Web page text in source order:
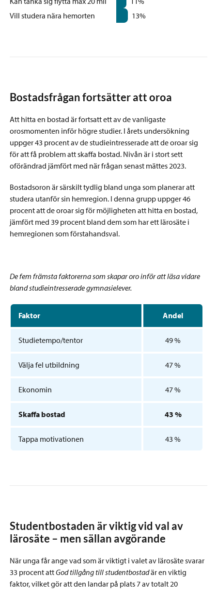
Vill studera nära hemorten
13%
Bostadsfrågan fortsätter att oroa
Att hitta en bostad är fortsatt ett av de vanligaste
orosmomenten inför högre studier. I årets undersökning
uppger 43 procent av de studieintresserade att de oroar sig
för att få problem att skaffa bostad. Nivån är i stort sett
oförändrad jämfört med när frågan senast mättes 2023.
Bostadsoron är särskilt tydlig bland unga som planerar att
studera utanför sin hemregion. I denna grupp uppger 46
procent att de oroar sig för möjligheten att hitta en bostad,
jämfört med 39 procent bland dem som har ett lärosäte i
hemregionen som förstahandsval.
De fem främsta faktorerna som skapar oro inför att läsa vidare
bland studieintresserade gymnasielever.
Faktor Andel
Studietempo/tentor 49 %
Välja fel utbildning 47 %
Ekonomin 47 %
Skaffa bostad 43 %
Tappa motivationen 43 %
Studentbostaden är viktig vid val av
lärosäte – men sällan avgörande
När unga får ange vad som är viktigt i valet av lärosäte svarar
33 procent attGod tillgång till studentbostadär en viktig
faktor, vilket gör att den landar på plats 7 av totalt 20